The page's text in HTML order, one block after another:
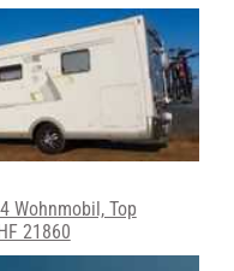
Wohnmobil, Top
21860